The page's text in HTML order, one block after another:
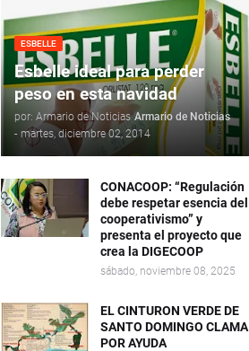
ESBELLE
Esbelle ideal para perder
peso en esta navidad
por: Armario de Noticias Armario de Noticias
- martes, diciembre 02, 2014
CONACOOP: “Regulación
debe respetar esencia del
cooperativismo” y
presenta el proyecto que
crea la DIGECOOP
sábado, noviembre 08, 2025
EL CINTURON VERDE DE
SANTO DOMINGO CLAMA
POR AYUDA